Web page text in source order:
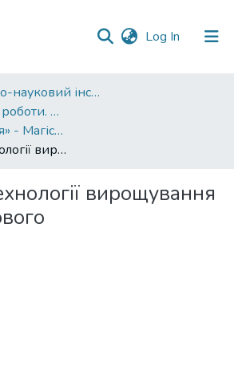
Log In (current)
Навчально-науковий інститут агротехнологій, селекції та екології
Кваліфікаційні роботи. ННІ агротехнологій, селекції та екології
201 «Агрономія» - Магістри 2021-2022
Елементи технології вирощування сорго цукрового
вирощування